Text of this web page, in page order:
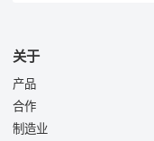
关于
产品
合作
制造业